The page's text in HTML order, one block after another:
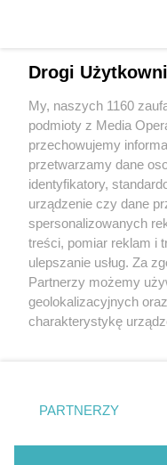
Wydawca mediów
Nie zapomnij
zapoznać się z:
polityką
Twojemiasto
Piekary Śląskie
Chorzów
Tarnowskie Góry
Gliwice
Drogi
My, naszych 1160
podmioty z Media
przechowujemy
przetwarzamy dane
identyfikatory,
urządzenie czy dane
spersonalizowanych
treści, pomiar reklam i
ulepszanie usług. Za
Partnerzy możemy
geolokalizacyjnych
charakterystykę
zmienić/wycofać
znajdujący się w
rodzaje przetwarzania
użytkownika, ale
PARTNERZY